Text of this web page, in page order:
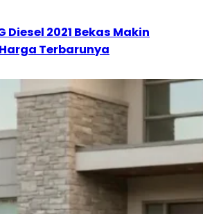
Diesel 2021 Bekas Makin
Terbarunya